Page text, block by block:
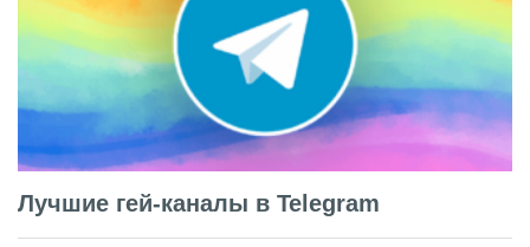
Лучшие гей-каналы в Telegram